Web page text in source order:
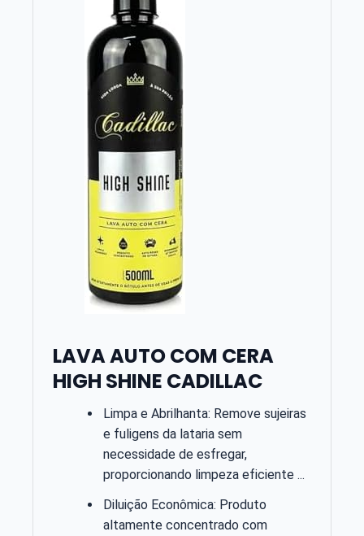
LAVA AUTO COM CERA
HIGH SHINE CADILLAC
Limpa e Abrilhanta: Remove sujeiras
e fuligens da lataria sem
necessidade de esfregar,
proporcionando limpeza eficiente ...
Diluição Econômica: Produto
altamente concentrado com